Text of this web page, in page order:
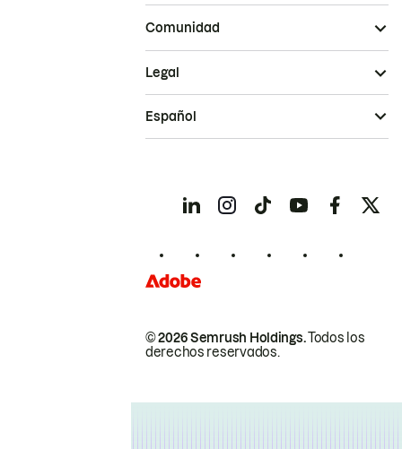
Comunidad
© 2026 Semrush Holdings.Todos los
derechos reservados.
Legal
Español